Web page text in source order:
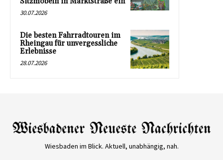
30.07.2026
Die besten Fahrradtouren im
Rheingau für unvergessliche
Erlebnisse
28.07.2026
Wiesbaden im Blick. Aktuell, unabhängig, nah.